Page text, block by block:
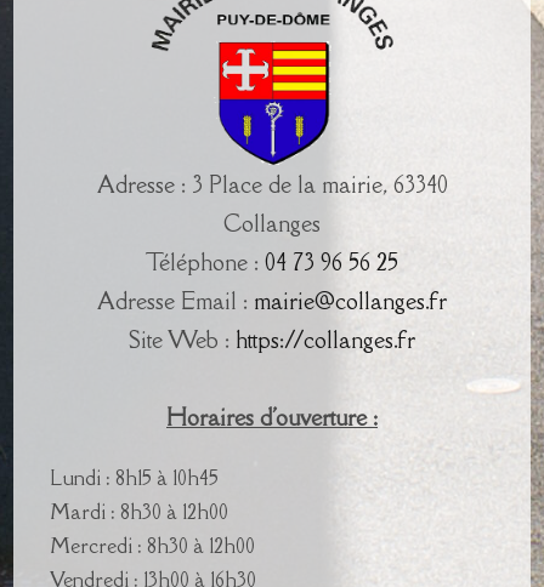
Adresse : 3 Place de la mairie, 63340
Collanges
Téléphone : 04 73 96 56 25
Adresse Email : mairie@collanges.fr
Site Web : https://collanges.fr
Horaires d'ouverture :
Lundi : 8h15 à 10h45
Mardi : 8h30 à 12h00
Mercredi : 8h30 à 12h00
Vendredi : 13h00 à 16h30